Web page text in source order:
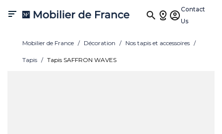

Contact
Us
Mobilier de France Décoration Nos tapis et accessoires
Tapis Tapis SAFFRON WAVES